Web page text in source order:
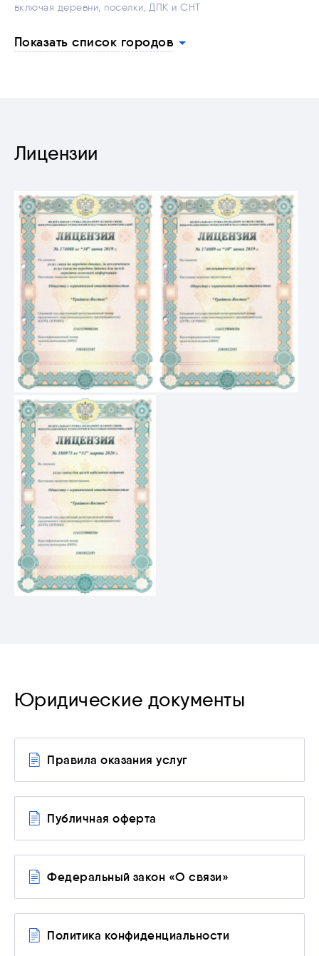
включая деревни, поселки, ДПК и СНТ
Показать список городов
Лицензии
Юридические документы
Правила оказания услуг
Публичная оферта
Федеральный закон «О связи»
Политика конфиденциальности